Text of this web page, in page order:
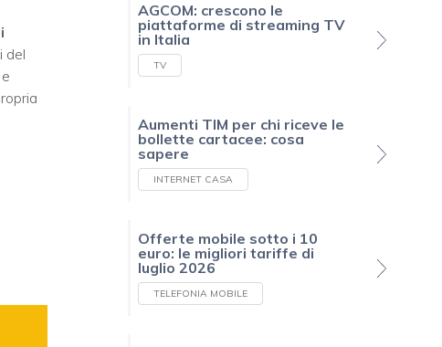
del
e
AGCOM: crescono le
piattaforme di streaming TV
in Italia
TV
Aumenti TIM per chi riceve le
bollette cartacee: cosa
sapere
INTERNET CASA
Offerte mobile sotto i 10
euro: le migliori tariffe di
luglio 2026
TELEFONIA MOBILE